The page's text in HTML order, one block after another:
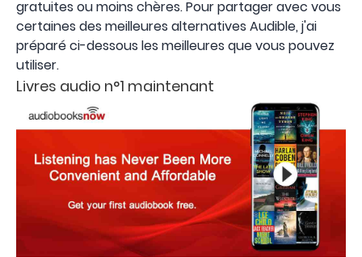
gratuites ou moins chères. Pour partager avec vous
certaines des meilleures alternatives Audible, j'ai
préparé ci-dessous les meilleures que vous pouvez
utiliser.
Livres audio n°1 maintenant